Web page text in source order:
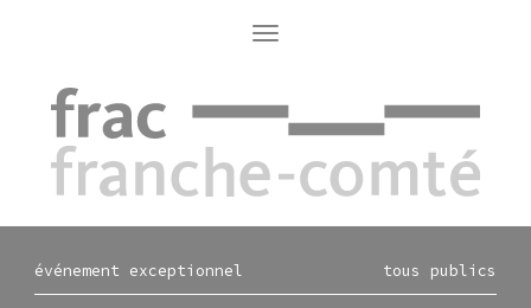
Toggle
navigation
événement exceptionnel tous publics